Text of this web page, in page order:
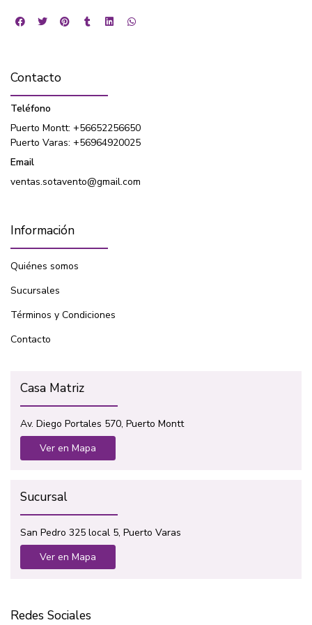
Contacto
Teléfono
Puerto Montt: +56652256650
Puerto Varas: +56964920025
Email
ventas.sotavento@gmail.com
Información
Quiénes somos
Sucursales
Términos y Condiciones
Contacto
Casa Matriz
Av. Diego Portales 570, Puerto Montt
Ver en Mapa
Sucursal
San Pedro 325 local 5, Puerto Varas
Ver en Mapa
Redes Sociales